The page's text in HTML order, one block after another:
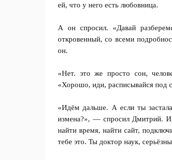
ей, что у него есть любовница.
А он спросил. «Давай
откровенный, со всеми
он.
«Нет. это же просто сон,
«Хорошо, иди, расписывайся под
«Идём дальше. А если ты
измена?», — спросил Дмитрий.
найти время, найти сайт,
тебе это. Ты доктор наук,